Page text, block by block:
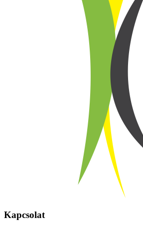
Kapcsolat